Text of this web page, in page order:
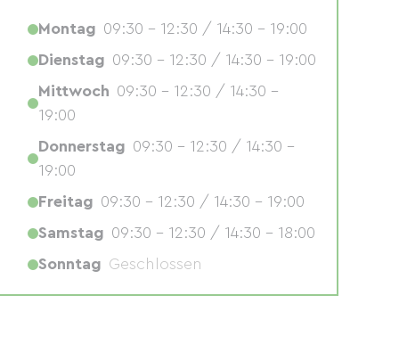
Montag 09:30 - 12:30 / 14:30 - 19:00
Dienstag 09:30 - 12:30 / 14:30 - 19:00
Mittwoch 09:30 - 12:30 / 14:30 -
19:00
Donnerstag 09:30 - 12:30 / 14:30 -
19:00
Freitag 09:30 - 12:30 / 14:30 - 19:00
Samstag 09:30 - 12:30 / 14:30 - 18:00
Sonntag Geschlossen